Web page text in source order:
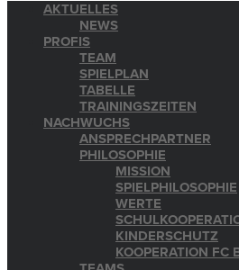
AKTUELLES
NEWS
PROFIS
TEAM
SPIELPLAN
TABELLE
TRAININGSZEITEN
NACHWUCHS
ANSPRECHPARTNER
PHILOSOPHIE
MISSION
SPIELPHILOSOPHIE
WERTE
KINDERSCHUTZ
KOOPERATION FC